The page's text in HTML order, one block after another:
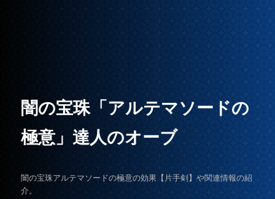
闇の宝珠「アルテマソードの
極意」達人のオーブ
闇の宝珠アルテマソードの極意の効果【片手剣】や関連情報の紹
介。